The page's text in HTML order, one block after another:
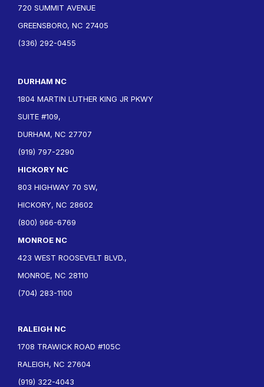
720 SUMMIT AVENUE
GREENSBORO, NC 27405
(336) 292-0455
DURHAM NC
1804 MARTIN LUTHER KING JR PKWY
SUITE #109,
DURHAM, NC 27707
(919) 797-2290
HICKORY NC
803 HIGHWAY 70 SW,
HICKORY, NC 28602
(800) 966-6769
MONROE NC
423 WEST ROOSEVELT BLVD.,
MONROE, NC 28110
(704) 283-1100
RALEIGH NC
1708 TRAWICK ROAD #105C
RALEIGH, NC 27604
(919) 322-4043